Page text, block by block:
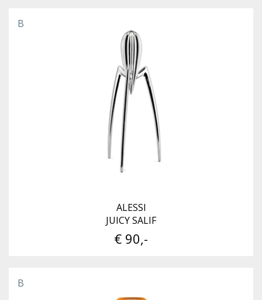
B
ALESSI
JUICY SALIF
€ 90,-
B